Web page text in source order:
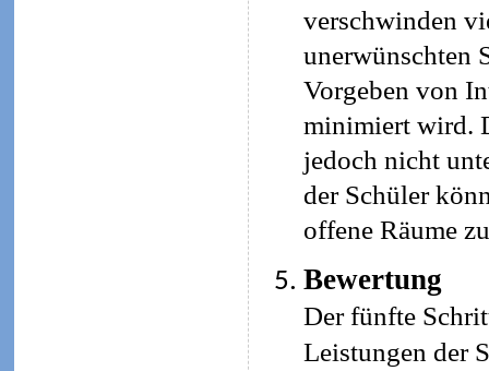
verschwinden
unerwünschten
Vorgeben von
minimiert wird.
jedoch nicht
der Schüler
offene Räume
Bewertung
Der fünfte
Leistungen der